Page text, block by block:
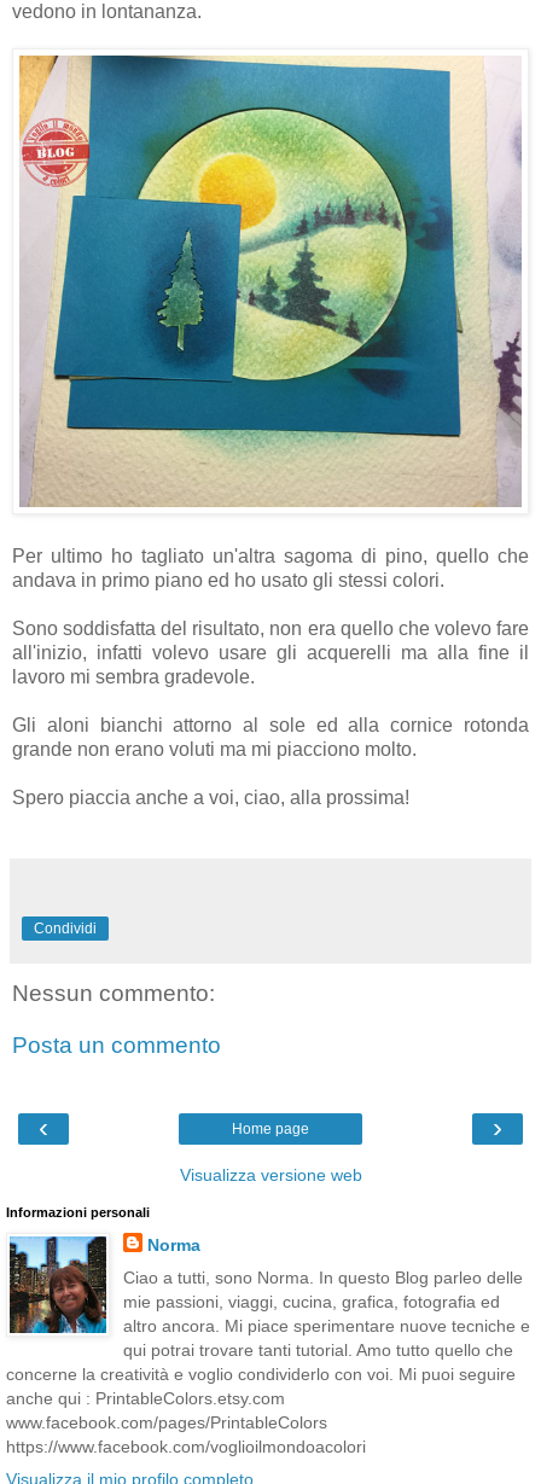
vedono in lontananza.
Per ultimo ho tagliato un'altra sagoma di pino, quello che
andava in primo piano ed ho usato gli stessi colori.
Sono soddisfatta del risultato, non era quello che volevo fare
all'inizio, infatti volevo usare gli acquerelli ma alla fine il
lavoro mi sembra gradevole.
Gli aloni bianchi attorno al sole ed alla cornice rotonda
grande non erano voluti ma mi piacciono molto.
Spero piaccia anche a voi, ciao, alla prossima!
Condividi
Nessun commento:
Posta un commento
‹ ›
Home page
Visualizza versione web
Informazioni personali
Norma
Ciao a tutti, sono Norma. In questo Blog parleo delle
mie passioni, viaggi, cucina, grafica, fotografia ed
altro ancora. Mi piace sperimentare nuove tecniche e
qui potrai trovare tanti tutorial. Amo tutto quello che
concerne la creatività e voglio condividerlo con voi. Mi puoi seguire
anche qui : PrintableColors.etsy.com
www.facebook.com/pages/PrintableColors
https://www.facebook.com/voglioilmondoacolori
Visualizza il mio profilo completo